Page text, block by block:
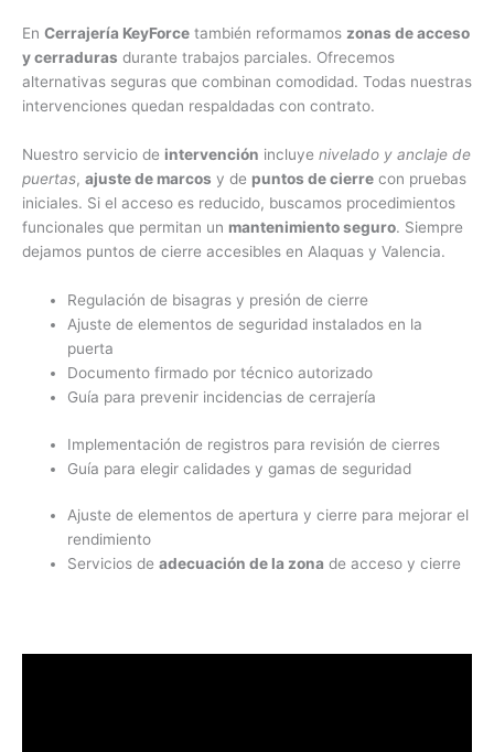
En Cerrajería KeyForce también reformamos zonas de acceso
y cerraduras durante trabajos parciales. Ofrecemos
alternativas seguras que combinan comodidad. Todas nuestras
intervenciones quedan respaldadas con contrato.
Nuestro servicio de intervención incluye nivelado y anclaje de
puertas, ajuste de marcos y de puntos de cierre con pruebas
iniciales. Si el acceso es reducido, buscamos procedimientos
funcionales que permitan un mantenimiento seguro. Siempre
dejamos puntos de cierre accesibles en Alaquas y Valencia.
Regulación de bisagras y presión de cierre
Ajuste de elementos de seguridad instalados en la
puerta
Documento firmado por técnico autorizado
Guía para prevenir incidencias de cerrajería
Implementación de registros para revisión de cierres
Guía para elegir calidades y gamas de seguridad
Ajuste de elementos de apertura y cierre para mejorar el
rendimiento
Servicios deadecuación de la zona de acceso y cierre